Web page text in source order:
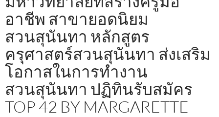
อาชีพ สาขายอดนิยม
สวนสุนันทา หลักสูตร
ครุศาสตร์สวนสุนันทา ส่งเสริม
โอกาสในการทำงาน
สวนสุนันทา ปฏิทินรับสมัคร
TOP 42 BY MARGARETTE